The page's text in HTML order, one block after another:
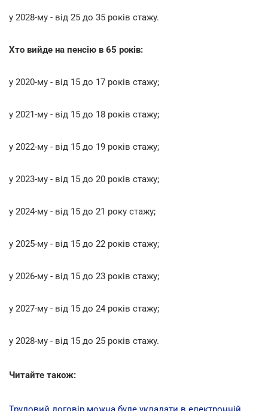
у 2028-му - від 25 до 35 років стажу.
Хто вийде на пенсію в 65 років:
у 2020-му - від 15 до 17 років стажу;
у 2021-му - від 15 до 18 років стажу;
у 2022-му - від 15 до 19 років стажу;
у 2023-му - від 15 до 20 років стажу;
у 2024-му - від 15 до 21 року стажу;
у 2025-му - від 15 до 22 років стажу;
у 2026-му - від 15 до 23 років стажу;
у 2027-му - від 15 до 24 років стажу;
у 2028-му - від 15 до 25 років стажу.
Читайте також: